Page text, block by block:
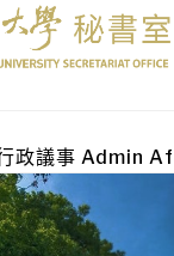
政議事 Admin